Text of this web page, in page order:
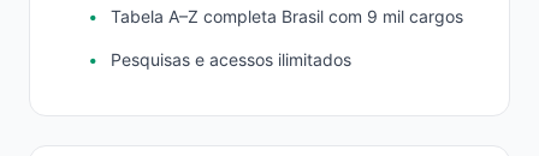
Tabela A–Z completa Brasil com 9 mil cargos
Pesquisas e acessos ilimitados